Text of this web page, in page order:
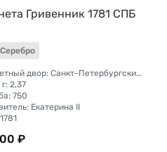
Гривенник 1781 СПБ
Серебро
Монетный двор: Санкт-Петербургский монетный двор
2,37
750
Екатерина II
₽